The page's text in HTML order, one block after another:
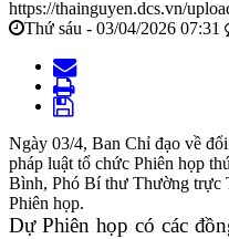
https://thainguyen.dcs.vn/
Thứ sáu - 03/04/2026 07:31
Ngày 03/4, Ban Chỉ đạo về
pháp luật tổ chức Phiên họp
Bình, Phó Bí thư Thường trực
Phiên họp.
Dự Phiên họp có các